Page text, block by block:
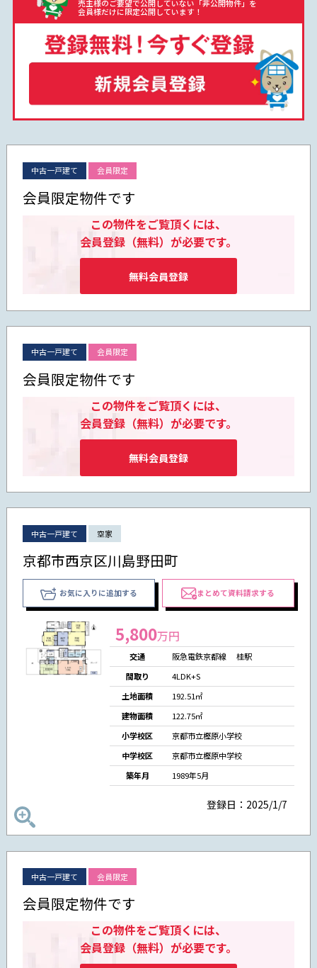
売主様のご要望で公開していない「非公開物件」を
会員様だけに限定公開しています！
中古一戸建て 会員限定
会員限定物件です
この物件をご覧頂くには、
会員登録（無料）が必要です。
無料会員登録
中古一戸建て 会員限定
会員限定物件です
この物件をご覧頂くには、
会員登録（無料）が必要です。
無料会員登録
中古一戸建て 空家
京都市西京区川島野田町
お気に入りに追加する まとめて資料請求する
5,800万円
交通
阪急電鉄京都線 桂駅
間取り
4LDK+S
土地面積
192.51㎡
建物面積
122.75㎡
小学校区
京都市立樫原小学校
中学校区
京都市立樫原中学校
築年月
1989年5月
登録日：2025/1/7
中古一戸建て 会員限定
会員限定物件です
この物件をご覧頂くには、
会員登録（無料）が必要です。